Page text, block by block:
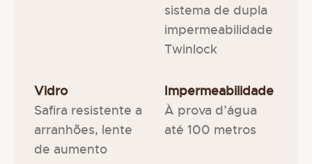
sistema de dupla
impermeabilidade
Twinlock
Vidro
Safira resistente a
arranhões, lente
de aumento
Impermeabilidade
À prova d’água
até 100 metros